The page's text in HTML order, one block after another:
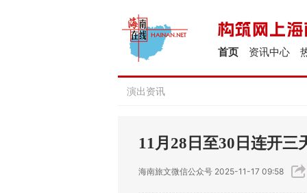
资讯中心
首页
演出资讯
11月28日至30日连开三
海南旅文微信公众号 2025-11-17 09:58